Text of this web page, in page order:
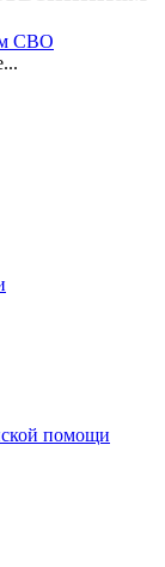
СВО
помощи